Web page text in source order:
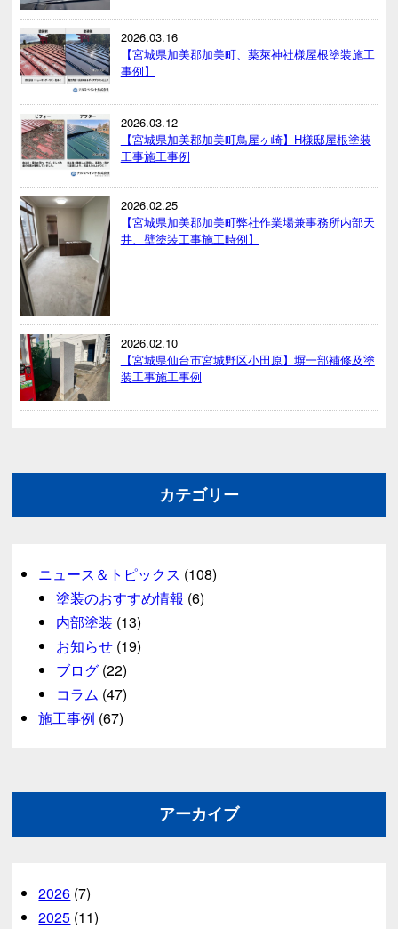
2026.03.16
【宮城県加美郡加美町、薬萊神社様屋根塗装施工
事例】
2026.03.12
【宮城県加美郡加美町鳥屋ヶ崎】H様邸屋根塗装
工事施工事例
2026.02.25
【宮城県加美郡加美町弊社作業場兼事務所内部天
井、壁塗装工事施工時例】
2026.02.10
【宮城県仙台市宮城野区小田原】塀一部補修及塗
装工事施工事例
カテゴリー
ニュース＆トピックス (108)
塗装のおすすめ情報 (6)
内部塗装 (13)
お知らせ (19)
ブログ (22)
コラム (47)
施工事例 (67)
アーカイブ
2026 (7)
2025 (11)